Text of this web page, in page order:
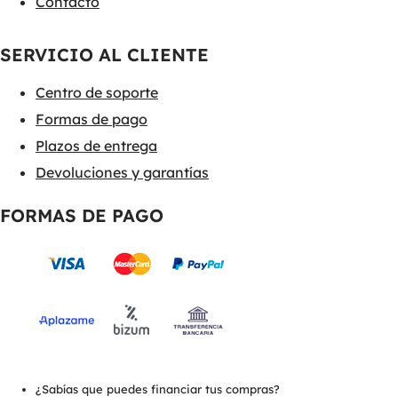
SERVICIO AL CLIENTE
Centro de soporte
Formas de pago
Plazos de entrega
Devoluciones y garantías
FORMAS DE PAGO
¿Sabías que puedes financiar tus compras?